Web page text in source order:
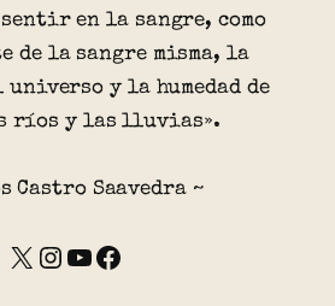
en la sangre, como
de la sangre misma, la
y la humedad de
ríos y las lluvias».
Castro Saavedra ~
X Instagram YouTube Facebook